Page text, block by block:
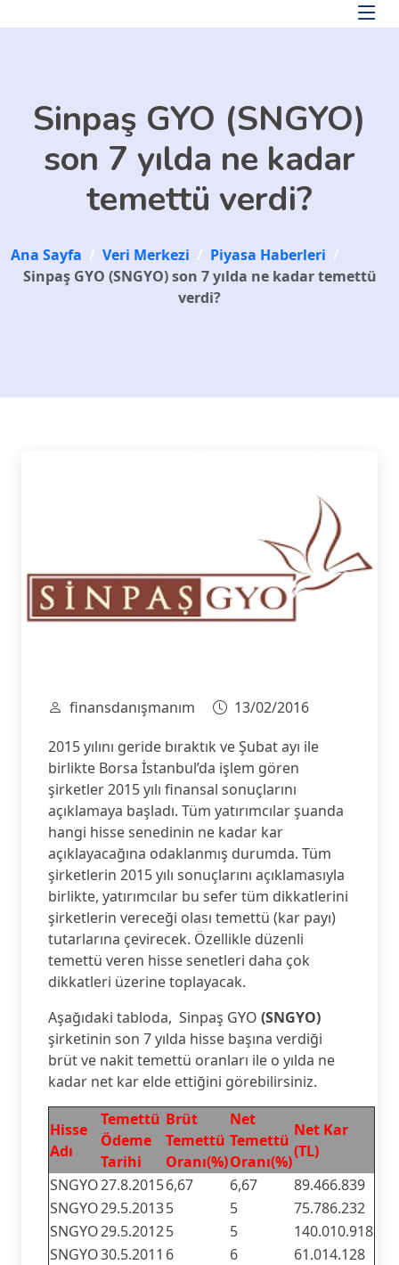
Sinpaş GYO (SNGYO)
son 7 yılda ne kadar
temettü verdi?
Ana Sayfa / Veri Merkezi / Piyasa Haberleri /
Sinpaş GYO (SNGYO) son 7 yılda ne kadar temettü
verdi?
finansdanışmanım
13/02/2016
2015 yılını geride bıraktık ve Şubat ayı ile
birlikte Borsa İstanbul’da işlem gören
şirketler 2015 yılı finansal sonuçlarını
açıklamaya başladı. Tüm yatırımcılar şuanda
hangi hisse senedinin ne kadar kar
açıklayacağına odaklanmış durumda. Tüm
şirketlerin 2015 yılı sonuçlarını açıklamasıyla
birlikte, yatırımcılar bu sefer tüm dikkatlerini
şirketlerin vereceği olası temettü (kar payı)
tutarlarına çevirecek. Özellikle düzenli
temettü veren hisse senetleri daha çok
dikkatleri üzerine toplayacak.
Aşağıdaki tabloda, Sinpaş GYO (SNGYO)
şirketinin son 7 yılda hisse başına verdiği
brüt ve nakit temettü oranları ile o yılda ne
kadar net kar elde ettiğini görebilirsiniz.
Hisse
Adı
Temettü
Ödeme
Tarihi
Brüt
Temettü
Oranı(%)
Net
Temettü
Oranı(%)
Net Kar
(TL)
SNGYO27.8.20156,67 6,67
89.466.839
SNGYO29.5.20135 5
75.786.232
SNGYO29.5.20125 5
140.010.918
SNGYO30.5.2011 6 6
61.014.128